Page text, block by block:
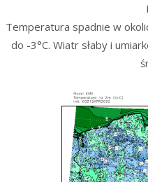
Temperatura spadnie w
do -3°C. Wiatr słaby i